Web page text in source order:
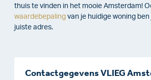
thuis te vinden in het mooie Amsterdam!
waardebepaling van je huidige woning
juiste adres.
Contactgegevens VLIEG